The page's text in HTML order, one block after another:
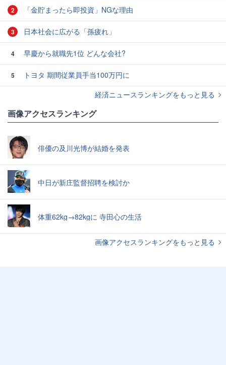
2 「金貯まったら即投資」NGな理由
3 日本社会に広がる「孫疲れ」
4 早慶から就職先1位 どんな会社?
5
トヨタ 期間従業員手当100万円に
経済ニュースランキングをもっと見る
画像アクセスランキング
俳優の及川光博が結婚を発表
中日が新庄監督招聘を検討か
体重62kg→82kgに 寺田心の生活
画像アクセスランキングをもっと見る